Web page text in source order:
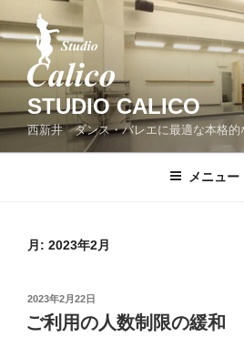
ン
へ
ス
STUDIO CALICO
西新井 ダンス・バレエに最適な本格的
メニュー
月: 2023年2月
投
稿
日:
2023年2月22日
ご利用の人数制限の緩和